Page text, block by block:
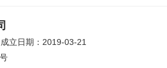
成立日期：2019-03-21